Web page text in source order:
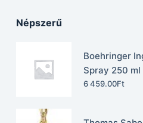
Népszerű
Boehringer
Spray 250 ml
6 459.00Ft